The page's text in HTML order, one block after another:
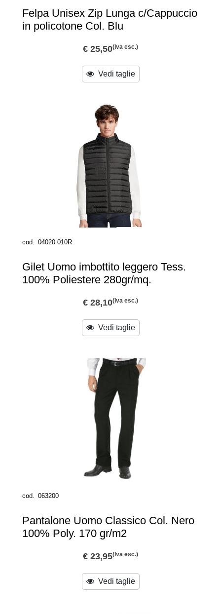
Felpa Unisex Zip Lunga c/Cappuccio
in policotone Col. Blu
€ 25,50(Iva esc.)
Vedi taglie
cod. 04020 010R
Gilet Uomo imbottito leggero Tess.
100% Poliestere 280gr/mq.
€ 28,10(Iva esc.)
Vedi taglie
cod. 063200
Pantalone Uomo Classico Col. Nero
100% Poly. 170 gr/m2
€ 23,95(Iva esc.)
Vedi taglie